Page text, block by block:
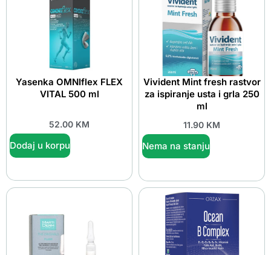
Yasenka OMNIflex FLEX
VITAL 500 ml
52.00 KM
Dodaj u korpu
Vivident Mint fresh rastvor
za ispiranje usta i grla 250
ml
11.90 KM
Nema na stanju